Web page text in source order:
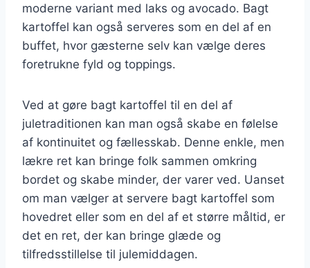
moderne variant med laks og avocado. Bagt
kartoffel kan også serveres som en del af en
buffet, hvor gæsterne selv kan vælge deres
foretrukne fyld og toppings.
Ved at gøre bagt kartoffel til en del af
juletraditionen kan man også skabe en følelse
af kontinuitet og fællesskab. Denne enkle, men
lækre ret kan bringe folk sammen omkring
bordet og skabe minder, der varer ved. Uanset
om man vælger at servere bagt kartoffel som
hovedret eller som en del af et større måltid, er
det en ret, der kan bringe glæde og
tilfredsstillelse til julemiddagen.